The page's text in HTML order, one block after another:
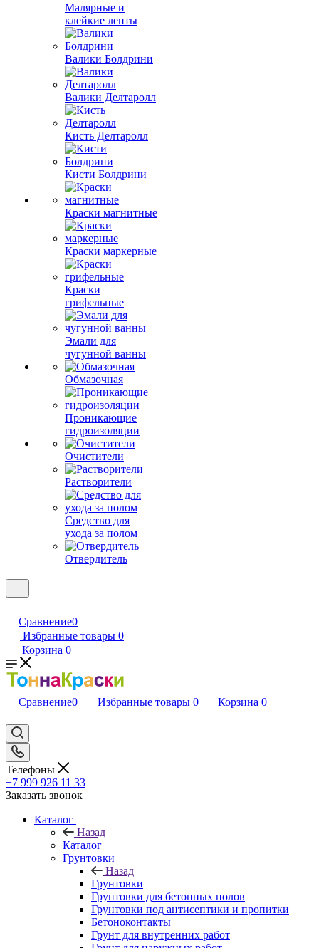
Малярные и
клейкие ленты
Валики Болдрини
Валики Делтаролл
Кисть Делтаролл
Кисти Болдрини
Краски магнитные
Краски маркерные
Краски
грифельные
Эмали для
чугунной ванны
Обмазочная
Проникающие
гидроизоляции
Очистители
Растворители
Средство для
ухода за полом
Отвердитель
Сравнение0
Избранные товары 0
Корзина 0
Сравнение0 Избранные товары 0 Корзина 0
Телефоны
+7 999 926 11 33
Заказать звонок
Каталог
Назад
Каталог
Грунтовки
Назад
Грунтовки
Грунтовки для бетонных полов
Грунтовки под антисептики и пропитки
Бетоноконтакты
Грунт для внутренних работ